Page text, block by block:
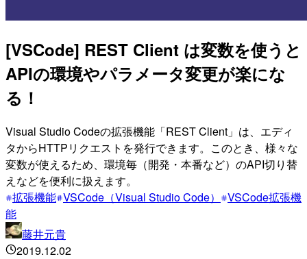
[VSCode] REST Client は変数を使うと
APIの環境やパラメータ変更が楽にな
る！
Visual Studio Codeの拡張機能「REST Client」は、エディ
タからHTTPリクエストを発行できます。このとき、様々な
変数が使えるため、環境毎（開発・本番など）のAPI切り替
えなどを便利に扱えます。
拡張機能 VSCode（Visual Studio Code）
VSCode拡張機
能
藤井元貴
2019.12.02